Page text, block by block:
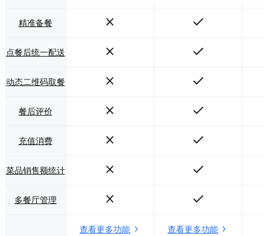
精准备餐
点餐后统一配送
动态二维码取餐
餐后评价
充值消费
菜品销售额统计
多餐厅管理
查看更多功能 查看更多功能